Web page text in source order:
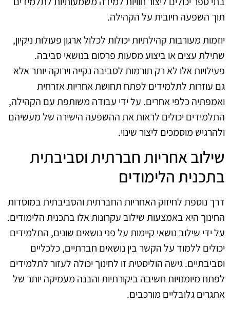
תוך השפעה חיובית על הקהילה.
יוזמות מעורבות קהילתיות יכולות לכלול ארגון פעולות ניקיון,
שתילת עצים או ביצוע מסעות פרסום בנושאי סביבה.
פעילויות אלו לא רק תורמות לסביבה נקייה וירוקה יותר אלא
גם עוזרות לתלמידים לפתח תחושת אחריות אזרחית
ואמפתיה כלפי אחרים. על ידי עבודה משותפת עם הקהילה,
התלמידים יכולים לראות את ההשפעה הישירה של מעשיהם
ולהרגיש מוסמכים ליצור שינוי.
שילוב אחריות חברתית וסביבתית
בתכנית הלימודים
דרך נוספת לחיזוק האחריות החברתית והסביבתית במוסדות
החינוך היא באמצעות שילוב עקרונות אלו בתכנית הלימודים.
על ידי שילוב נושאי קיימות על פני נושאים שונים, התלמידים
יכולים ללמוד על הקשר בין נושאים חברתיים, כלכליים
וסביבתיים. גישה הוליסטית זו לחינוך יכולה לעזור לתלמידים
לפתח מיומנויות חשיבה ביקורתיות והבנה מעמיקה יותר של
אתגרים גלובליים מורכבים.